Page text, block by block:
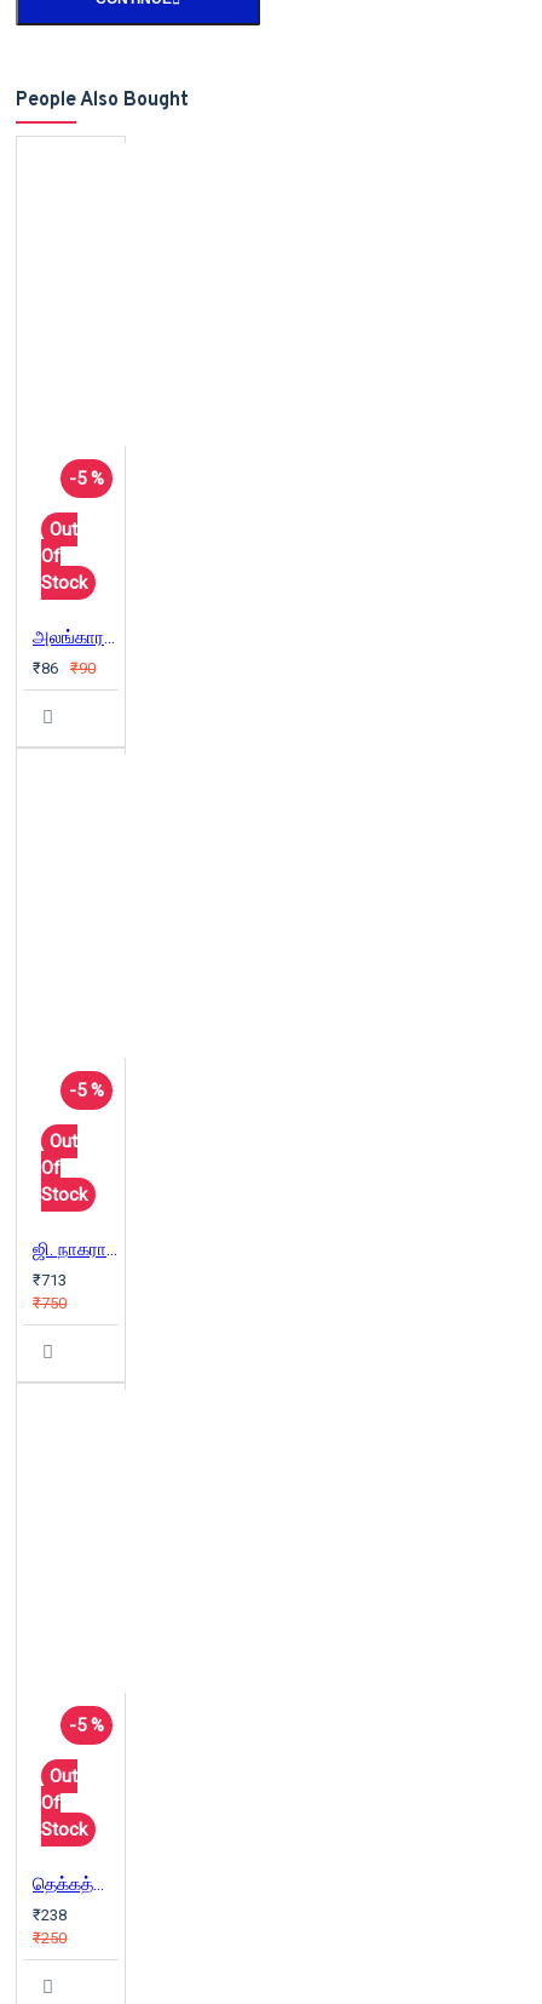
People Also Bought
-5 %
Out
Of
Stock
அலங்காரப்ரியர்கள்
₹86 ₹90
-5 %
Out
Of
Stock
ஜி. நாகராஜன் ஆக்கங்கள்
₹713
₹750
-5 %
Out
Of
Stock
தெக்கத்தி ஆத்மாக்கள்
₹238
₹250